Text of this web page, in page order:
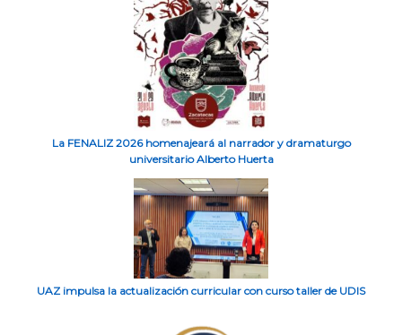
La FENALIZ 2026 homenajeará al narrador y dramaturgo
universitario Alberto Huerta
UAZ impulsa la actualización curricular con curso taller de UDIS